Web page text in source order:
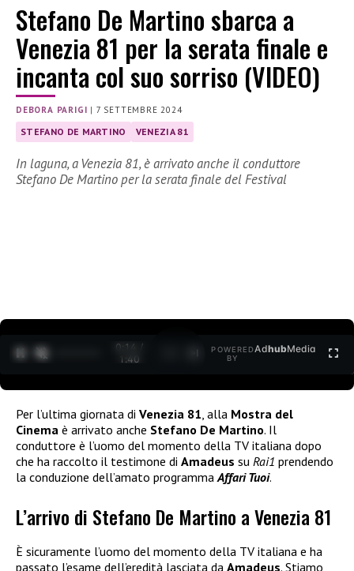
Stefano De Martino sbarca a
Venezia 81 per la serata finale e
incanta col suo sorriso (VIDEO)
DEBORA PARIGI | 7 SETTEMBRE 2024
STEFANO DE MARTINO VENEZIA 81
In laguna, a Venezia 81, è arrivato anche il conduttore
Stefano De Martino per la serata finale del Festival
0:15 /
1:40
POWERED
BY
AdhubMedia
Per l’ultima giornata di Venezia 81 , alla Mostra del
Cinema è arrivato anche Stefano De Martino. Il
conduttore è l’uomo del momento della TV italiana dopo
che ha raccolto il testimone di Amadeus su Rai1 prendendo
la conduzione dell’amato programma Affari Tuoi.
L’arrivo di Stefano De Martino a Venezia 81
È sicuramente l’uomo del momento della TV italiana e ha
passato l’esame dell’eredità lasciata da Amadeus. Stiamo